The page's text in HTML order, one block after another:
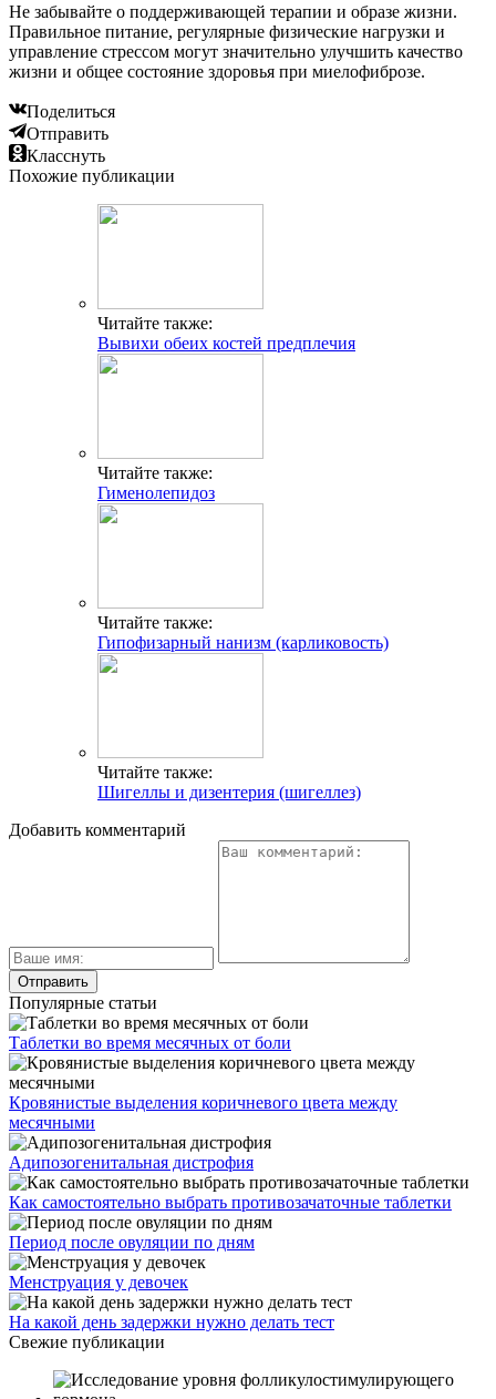
Не забывайте о поддерживающей терапии и образе жизни.
Правильное питание, регулярные физические нагрузки и
управление стрессом могут значительно улучшить качество
жизни и общее состояние здоровья при миелофиброзе.
Поделиться
Отправить
Класснуть
Похожие публикации
Читайте также:
Вывихи обеих костей предплечия
Читайте также:
Гименолепидоз
Читайте также:
Гипофизарный нанизм (карликовость)
Читайте также:
Шигеллы и дизентерия (шигеллез)
Добавить комментарий
Популярные статьи
Таблетки во время месячных от боли
Кровянистые выделения коричневого цвета между
месячными
Адипозогенитальная дистрофия
Как самостоятельно выбрать противозачаточные таблетки
Период после овуляции по дням
Менструация у девочек
На какой день задержки нужно делать тест
Свежие публикации